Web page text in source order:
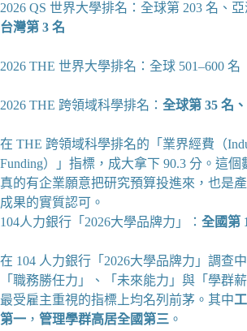
2026 QS 世界大學排名：全球第 203 名、亞
台灣第 3 名
2026 THE 世界大學排名：全球 501–600 名
2026 THE 跨領域科學排名： 全球第 35 名
在 THE 跨領域科學排名的「業界經費（
Funding）」指標，成大拿下 90.3 分。這個
真的有企業願意把研究預算投進來，也是
成果的實質認可。
104人力銀行「2026大學品牌力」： 全國第
在 104 人力銀行「2026大學品牌力」調查
「職務勝任力」、「未來能力」與「學群
最受雇主重視的指標上均名列前茅。其中
第一 ， 管理學群高居全國第三 。